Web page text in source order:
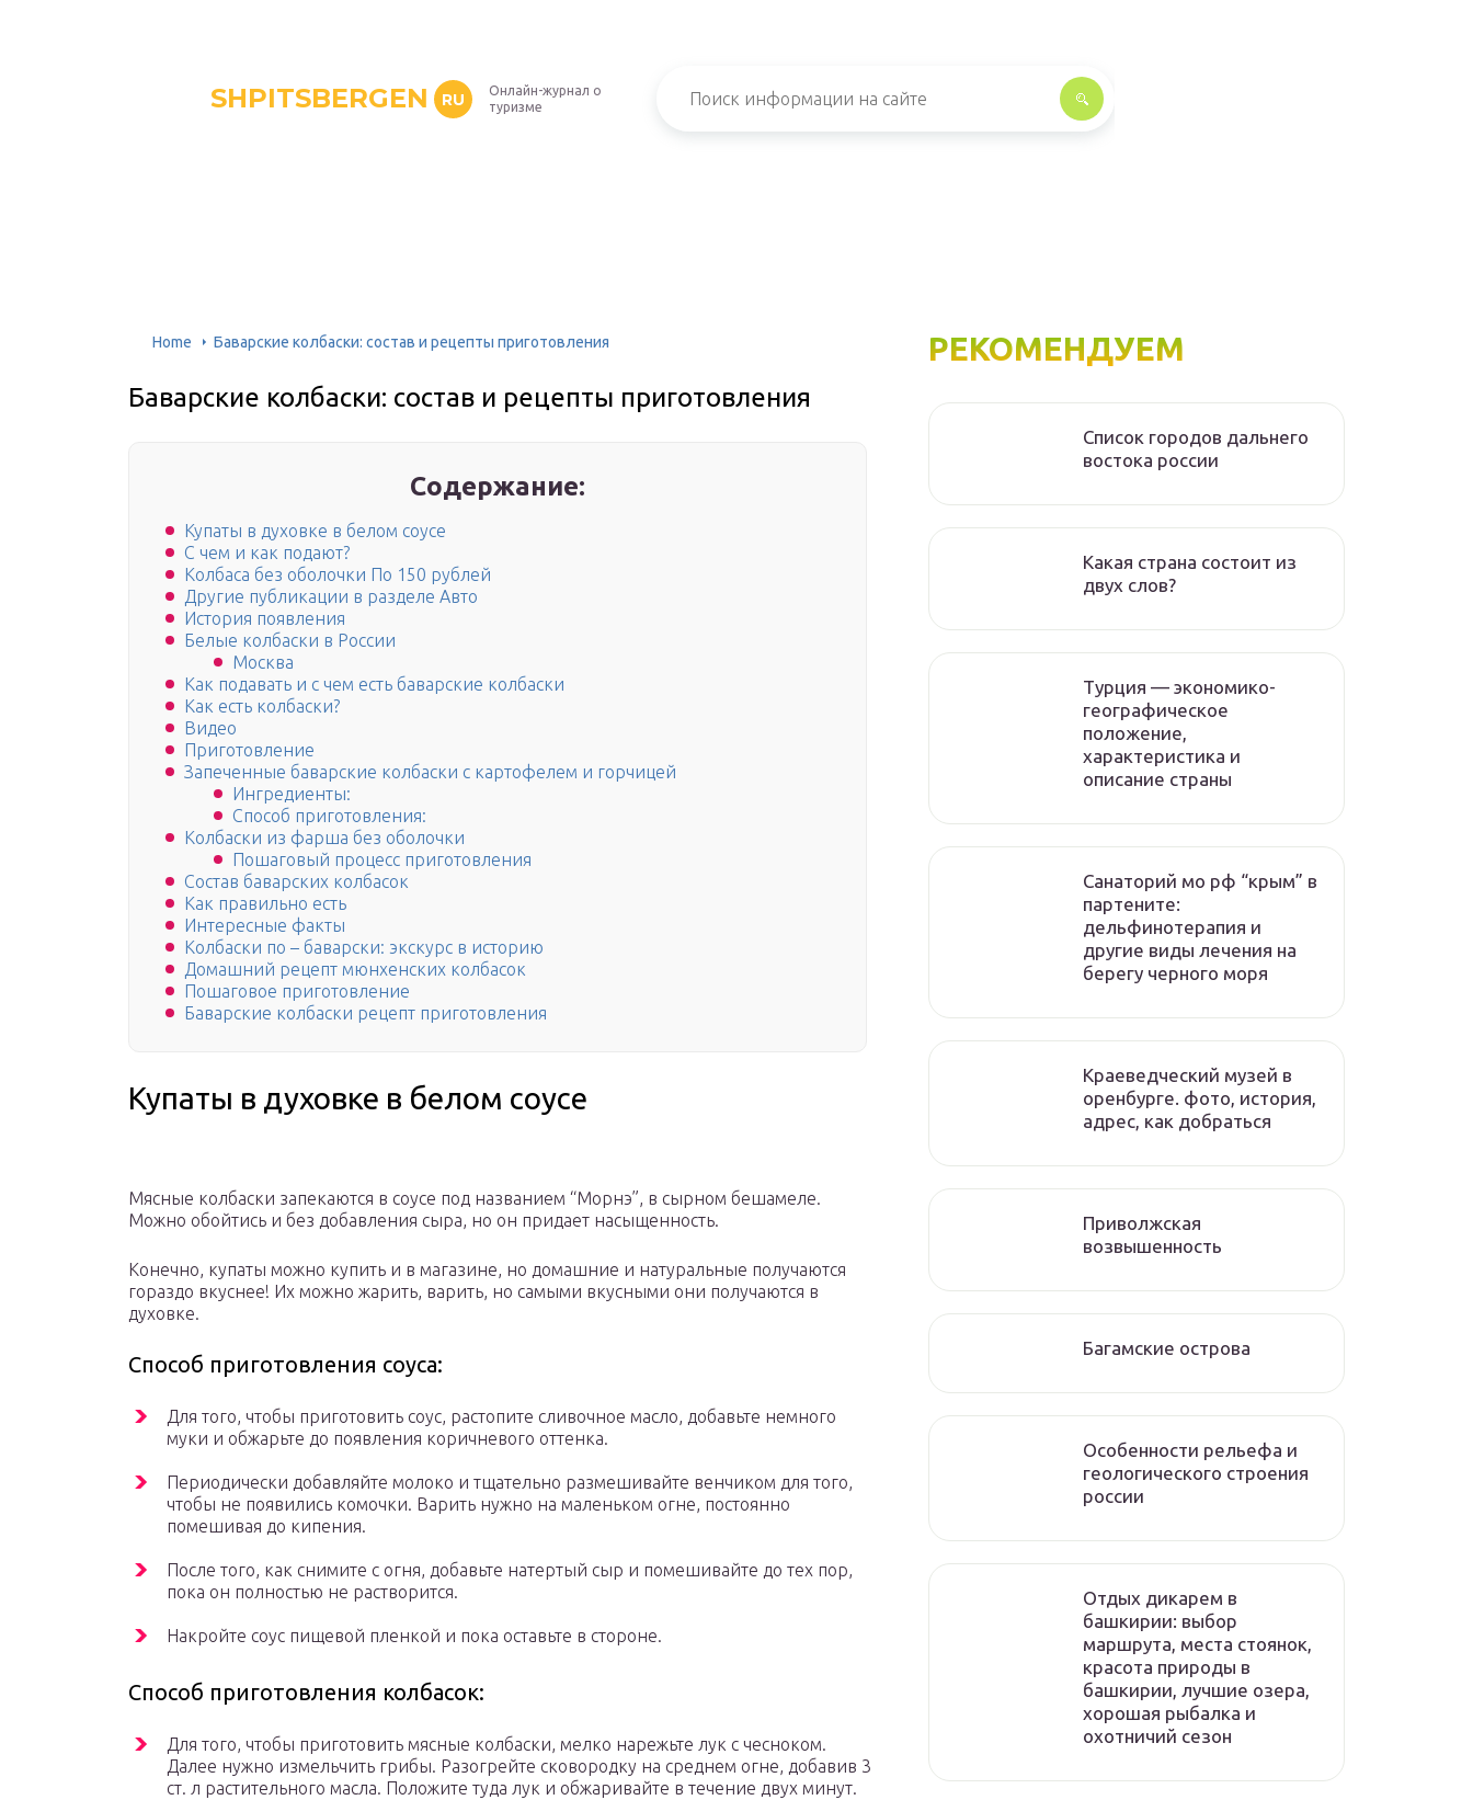
SHPITSBERGEN RU
Онлайн-журнал о
туризме
Home Баварские колбаски: состав и рецепты приготовления
Баварские колбаски: состав и рецепты приготовления
Содержание:
Купаты в духовке в белом соусе
С чем и как подают?
Колбаса без оболочки По 150 рублей
Другие публикации в разделе Авто
История появления
Белые колбаски в России
Москва
Как подавать и с чем есть баварские колбаски
Как есть колбаски?
Видео
Приготовление
Запеченные баварские колбаски с картофелем и горчицей
Ингредиенты:
Способ приготовления:
Колбаски из фарша без оболочки
Пошаговый процесс приготовления
Состав баварских колбасок
Как правильно есть
Интересные факты
Колбаски по – баварски: экскурс в историю
Домашний рецепт мюнхенских колбасок
Пошаговое приготовление
Баварские колбаски рецепт приготовления
Купаты в духовке в белом соусе
Мясные колбаски запекаются в соусе под названием “Морнэ”, в сырном бешамеле.
Можно обойтись и без добавления сыра, но он придает насыщенность.
Конечно, купаты можно купить и в магазине, но домашние и натуральные получаются
гораздо вкуснее! Их можно жарить, варить, но самыми вкусными они получаются в
духовке.
Способ приготовления соуса:
Для того, чтобы приготовить соус, растопите сливочное масло, добавьте немного
муки и обжарьте до появления коричневого оттенка.
Периодически добавляйте молоко и тщательно размешивайте венчиком для того,
чтобы не появились комочки. Варить нужно на маленьком огне, постоянно
помешивая до кипения.
После того, как снимите с огня, добавьте натертый сыр и помешивайте до тех пор,
пока он полностью не растворится.
Накройте соус пищевой пленкой и пока оставьте в стороне.
Способ приготовления колбасок:
Для того, чтобы приготовить мясные колбаски, мелко нарежьте лук с чесноком.
Далее нужно измельчить грибы. Разогрейте сковородку на среднем огне, добавив 3
ст. л растительного масла. Положите туда лук и обжаривайте в течение двух минут.
РЕКОМЕНДУЕМ
Список городов дальнего
востока россии
Какая страна состоит из
двух слов?
Турция — экономико-
географическое
положение,
характеристика и
описание страны
Санаторий мо рф “крым” в
партените:
дельфинотерапия и
другие виды лечения на
берегу черного моря
Краеведческий музей в
оренбурге. фото, история,
адрес, как добраться
Приволжская
возвышенность
Багамские острова
Особенности рельефа и
геологического строения
россии
Отдых дикарем в
башкирии: выбор
маршрута, места стоянок,
красота природы в
башкирии, лучшие озера,
хорошая рыбалка и
охотничий сезон